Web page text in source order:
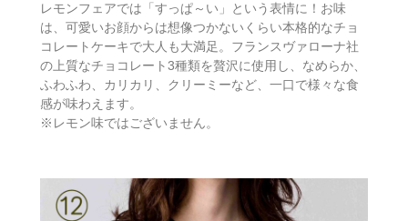
レモンフェアでは「すっぱ～い」という表情に！お味
は、可愛いお顔からは想像つかないくらい本格的なチョ
コレートケーキで大人も大満足。フランスヴァローナ社
の上質なチョコレート3種類を贅沢に使用し、なめらか、
ふわふわ、カリカリ、クリーミーなど、一口で様々な食
感が味わえます。
※レモン味ではございません。